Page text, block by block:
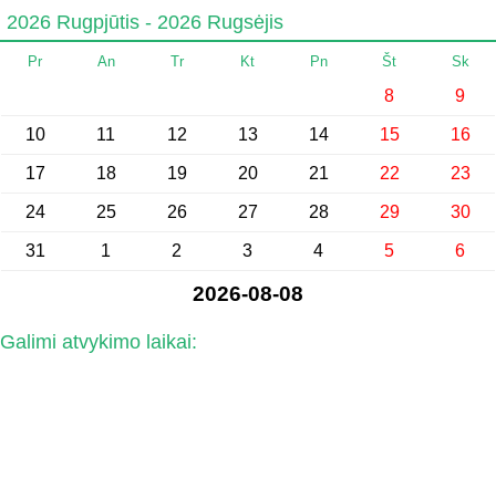
2026 Rugpjūtis - 2026 Rugsėjis
Pr An Tr Kt Pn Št Sk
8 9
10 11 12 13 14 15 16
17 18 19 20 21 22 23
24 25 26 27 28 29 30
31 1 2 3 4 5 6
2026-08-08
Galimi atvykimo laikai: